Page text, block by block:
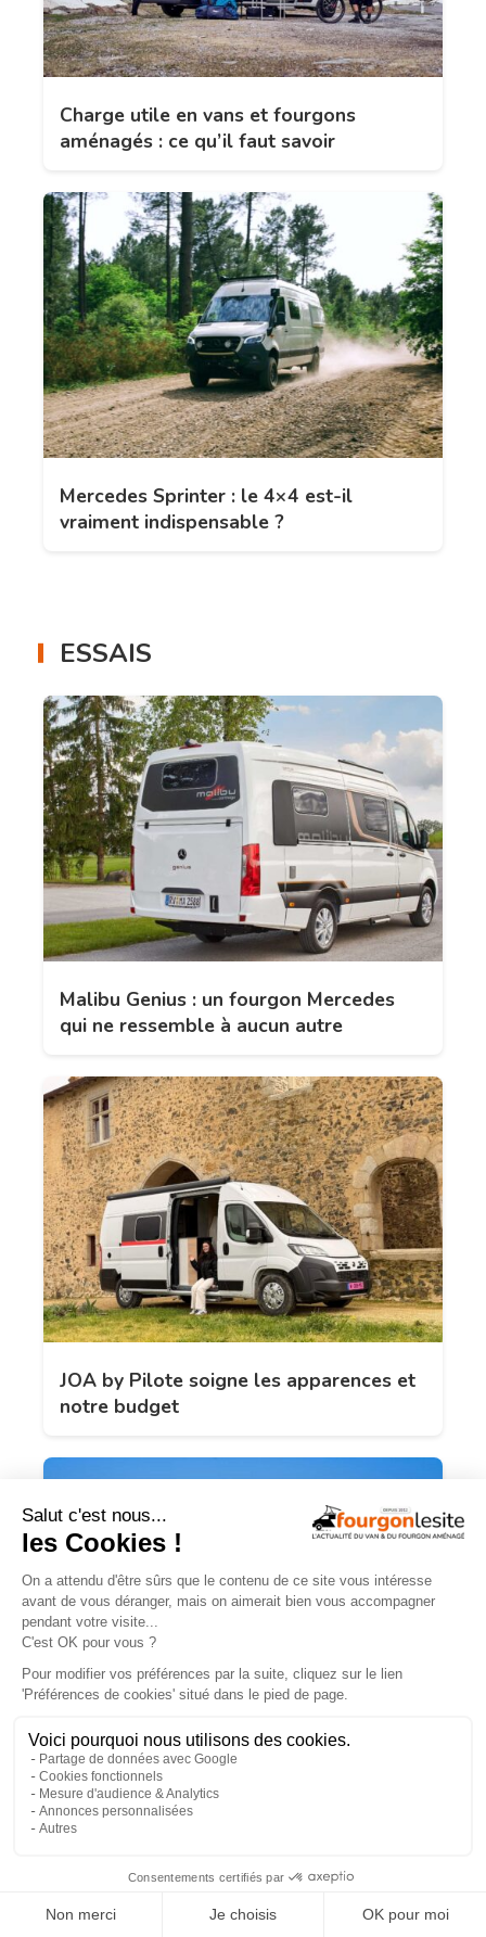
Charge utile en vans et fourgons
aménagés : ce qu’il faut savoir
Mercedes Sprinter : le 4×4 est-il
vraiment indispensable ?
ESSAIS
Malibu Genius : un fourgon Mercedes
qui ne ressemble à aucun autre
JOA by Pilote soigne les apparences et
notre budget
Campérêve Magellan 746 : la conquête
de l’espace
TROUVEZ
UN AMÉNAGEUR